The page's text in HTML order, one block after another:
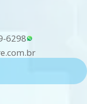
6298